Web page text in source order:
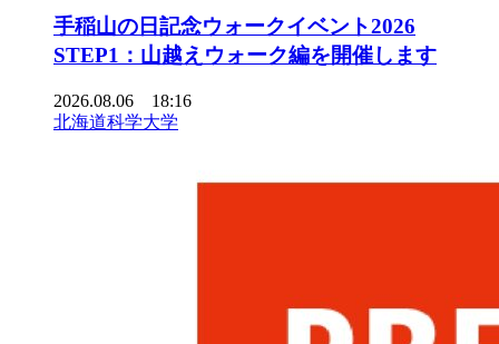
手稲山の日記念ウォークイベント2026
STEP1：山越えウォーク編を開催します
2026.08.06 18:16
北海道科学大学